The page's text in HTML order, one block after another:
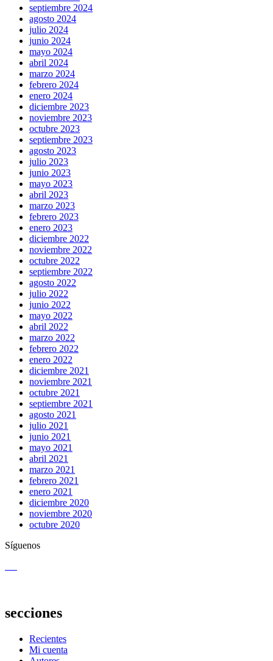
septiembre 2024
agosto 2024
julio 2024
junio 2024
mayo 2024
abril 2024
marzo 2024
febrero 2024
enero 2024
diciembre 2023
noviembre 2023
octubre 2023
septiembre 2023
agosto 2023
julio 2023
junio 2023
mayo 2023
abril 2023
marzo 2023
febrero 2023
enero 2023
diciembre 2022
noviembre 2022
octubre 2022
septiembre 2022
agosto 2022
julio 2022
junio 2022
mayo 2022
abril 2022
marzo 2022
febrero 2022
enero 2022
diciembre 2021
noviembre 2021
octubre 2021
septiembre 2021
agosto 2021
julio 2021
junio 2021
mayo 2021
abril 2021
marzo 2021
febrero 2021
enero 2021
diciembre 2020
noviembre 2020
octubre 2020
Síguenos
secciones
Recientes
Mi cuenta